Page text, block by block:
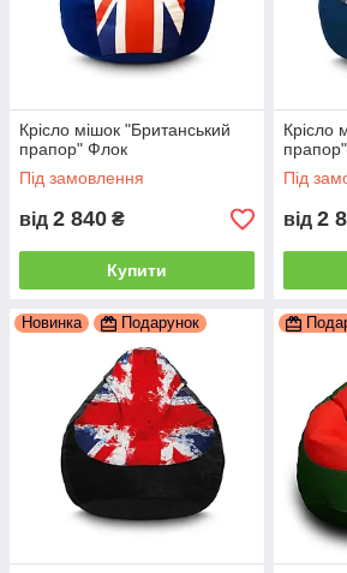
Крісло мішок "Британський
прапор" Флок
Під замовлення
від 2 840 ₴
Купити
Крісло
Під
від 2
Новинка Подарунок